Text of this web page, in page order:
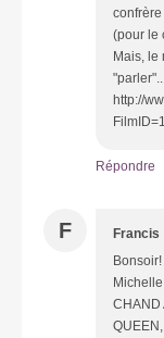
(pour le
Mais, le
http://
Répondre
F Francis
CHAND